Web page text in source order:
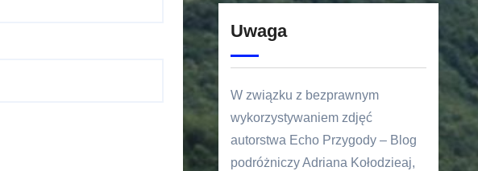
Uwaga
W związku z bezprawnym
wykorzystywaniem zdjęć
autorstwa Echo Przygody – Blog
podróżniczy Adriana Kołodzieaj,